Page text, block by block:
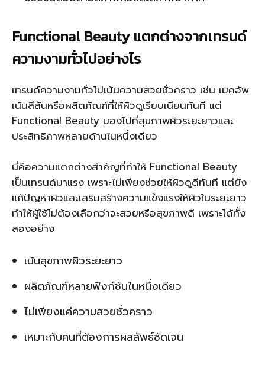
Functional Beauty แตกต่างจากเทรนด์
ความงามทั่วไปอย่างไร
เทรนด์ความงามทั่วไปเน้นความสวยชั่วคราว เช่น เมคอัพ
เน้นสีสันหรือผลิตภัณฑ์ที่ให้ผิวดูเรียบเนียนทันที แต่
Functional Beauty มองไปที่สุขภาพผิวระยะยาวและ
ประสิทธิภาพหลายด้านในหนึ่งเดียว
นี่คือความแตกต่างสำคัญที่ทำให้ Functional Beauty
เป็นเทรนด์มาแรง เพราะไม่เพียงช่วยให้ผิวดูดีทันที แต่ยัง
แก้ปัญหาผิวและเสริมสร้างความแข็งแรงให้ผิวในระยะยาว
ทำให้ผู้ใช้ไม่ต้องเลือกว่าจะสวยหรือสุขภาพดี เพราะได้ทั้ง
สองอย่าง
เน้นสุขภาพผิวระยะยาว
ผลิตภัณฑ์หลายฟังก์ชันในหนึ่งเดียว
ไม่เพียงแค่ความสวยชั่วคราว
เหมาะกับคนที่ต้องการผลลัพธ์ชัดเจน